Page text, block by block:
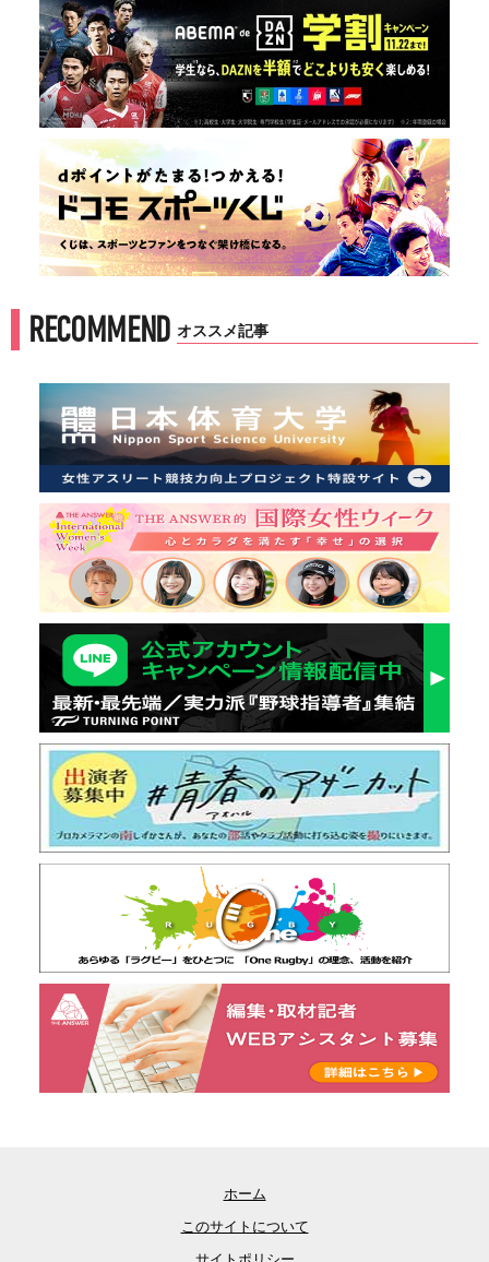
RECOMMEND オススメ記事
ホーム
このサイトについて